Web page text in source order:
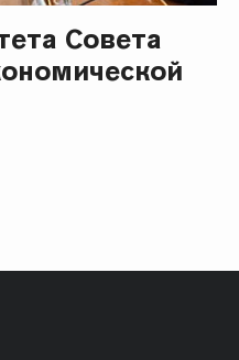
Совета